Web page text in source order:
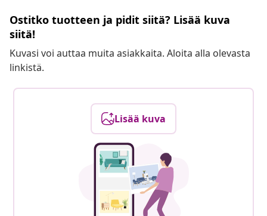
Ostitko tuotteen ja pidit siitä? Lisää kuva
siitä!
Kuvasi voi auttaa muita asiakkaita. Aloita alla olevasta
linkistä.
Lisää kuva